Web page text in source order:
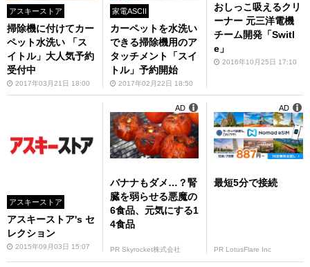
アスキーストア
掃除機に付けてカー
ペット水洗い 「ス
イトル」大人気予約
受付中
2017年03月21日 18:00
家電ASCII
カーペットを水洗い
できる掃除機用のア
タッチメント「スイ
トル」予約開始
2017年02月22日 18:50
おしっこ吸えるクリ
ーナー 元三洋電機
チーム開発「Switl
e」
2016年10月25日 17:10
アスキーストア
アスキーストア's セ
レクション
2015年09月03日 15:07
バナナもダメ…？腎
臓を弱らせる悪魔の
6食品、元気にする1
4食品
PR Skyrocket株式会社
AD
最短5分で接続
PR LotusFlare Inc
AD